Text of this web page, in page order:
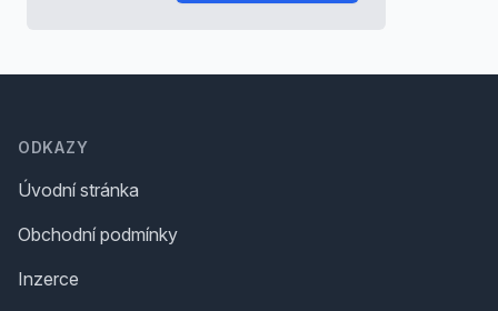
ODKAZY
Úvodní stránka
Obchodní podmínky
Inzerce